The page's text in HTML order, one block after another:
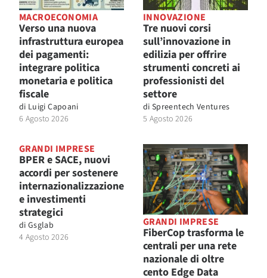
MACROECONOMIA
Verso una nuova
infrastruttura europea
dei pagamenti:
integrare politica
monetaria e politica
fiscale
di Luigi Capoani
6 Agosto 2026
INNOVAZIONE
Tre nuovi corsi
sull’innovazione in
edilizia per offrire
strumenti concreti ai
professionisti del
settore
di Spreentech Ventures
5 Agosto 2026
GRANDI IMPRESE
BPER e SACE, nuovi
accordi per sostenere
internazionalizzazione
e investimenti
strategici
di Gsglab
4 Agosto 2026
GRANDI IMPRESE
FiberCop trasforma le
centrali per una rete
nazionale di oltre
cento Edge Data